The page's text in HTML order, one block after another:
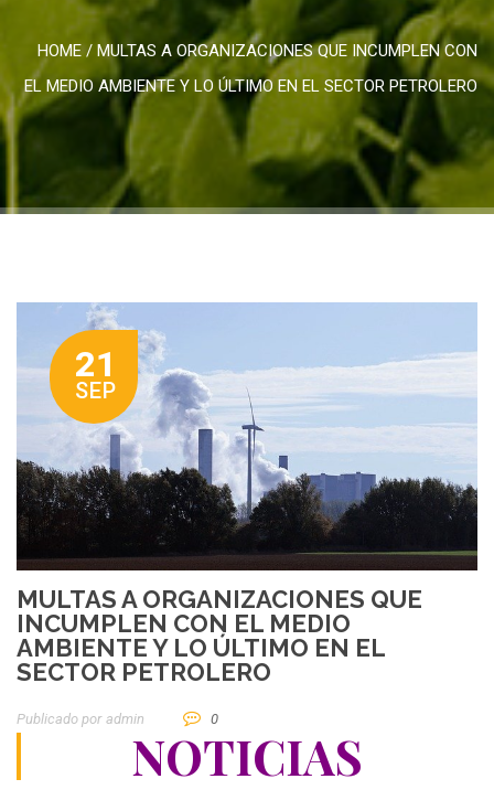
HOME / MULTAS A ORGANIZACIONES QUE INCUMPLEN CON
EL MEDIO AMBIENTE Y LO ÚLTIMO EN EL SECTOR PETROLERO
21
SEP
MULTAS A ORGANIZACIONES QUE
INCUMPLEN CON EL MEDIO
AMBIENTE Y LO ÚLTIMO EN EL
SECTOR PETROLERO
Publicado por Admin 0
NOTICIAS